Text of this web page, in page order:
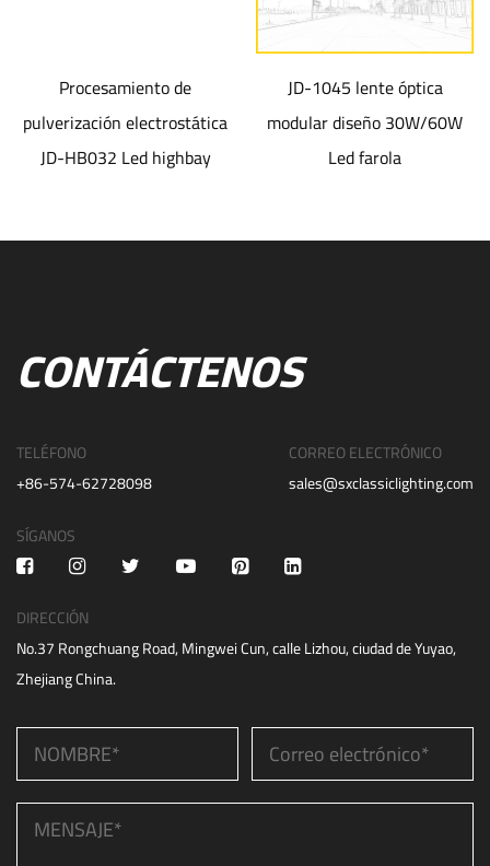
Procesamiento de
pulverización electrostática
JD-HB032 Led highbay
JD-1045 lente óptica
modular diseño 30W/60W
Led farola
CONTÁCTENOS
TELÉFONO
+86-574-62728098
CORREO ELECTRÓNICO
sales@sxclassiclighting.com
SÍGANOS
DIRECCIÓN
No.37 Rongchuang Road, Mingwei Cun, calle Lizhou, ciudad de Yuyao,
Zhejiang China.